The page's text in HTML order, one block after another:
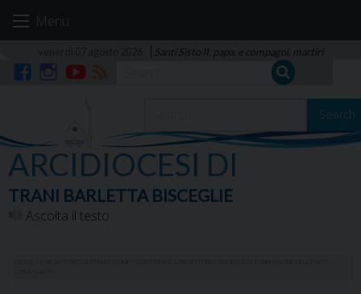
Menu
Santi Sisto II, papa, e compagni, martiri
Search
ARCIDIOCESI DI
TRANI BARLETTA BISCEGLIE
Ascolta il testo